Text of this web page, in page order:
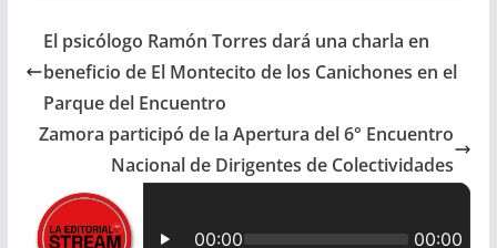
e
o
k
t
s
A
p
i
r
El psicólogo Ramón Torres dará una charla en
beneficio de El Montecito de los Canichones en el
Parque del Encuentro
Zamora participó de la Apertura del 6° Encuentro
Nacional de Dirigentes de Colectividades